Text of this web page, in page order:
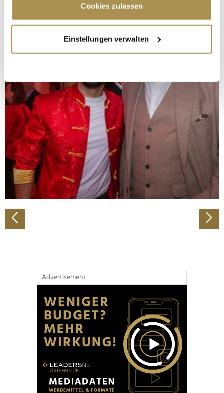
Trigger Symbol ändern oder widerrufen
Informationen über Ihre geografische Lage
erfassen, welche bis auf einige Meter genau sein
bestimmten Merkmalen (Fingerprinting) identifizieren
Erfahren Sie mehr darüber, wie Ihre persönlichen Daten
verarbeitet werden, und legen Sie Ihre Präferenzen im
Abschnitt Einzelheiten
fest.
Wir verwenden Cookies, um Inhalte und Anzeigen zu
personalisieren, Funktionen für soziale Medien anbieten
zu können und die Zugriffe auf unsere Website zu
analysieren. Außerdem geben wir Informationen zu Ihrer
Verwendung unserer Website an unsere Partner für
soziale Medien, Werbung und Analysen weiter. Unsere
Partner führen diese Informationen möglicherweise mit
Cookies zulassen
Einstellungen verwalten
Advertisement